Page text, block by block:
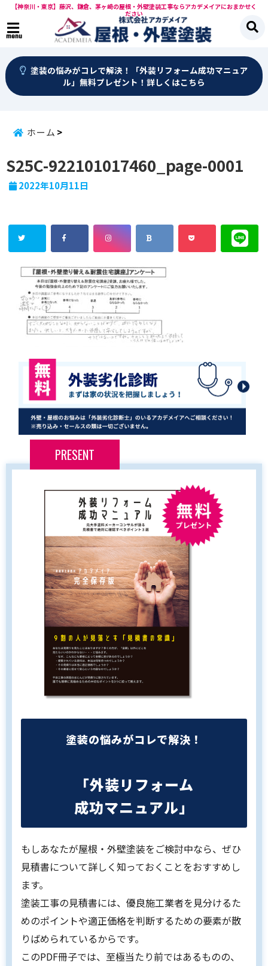
【神奈川・東京】藤沢、鎌倉、茅ヶ崎の屋根・外壁塗装工事ならアカデメイアにおまかせく
ださい
menu
塗装の悩みがコレで解決！「外装リフォーム成功マニュア
ル」無料プレゼント！詳しくはこちら
ホーム
S25C-922101017460_page-0001
2022年10月11日
塗装の悩みがコレで解決！
「外装リフォーム
成功マニュアル」
もしあなたが屋根・外壁塗装をご検討中なら、ぜひ
見積書について詳しく知っておくことをおすすめし
ます。
塗装工事の見積書には、優良施工業者を見分けるた
めのポイントや適正価格を判断するための要素が散
りばめられているからです。
このPDF冊子では、至極当たり前ではあるものの、